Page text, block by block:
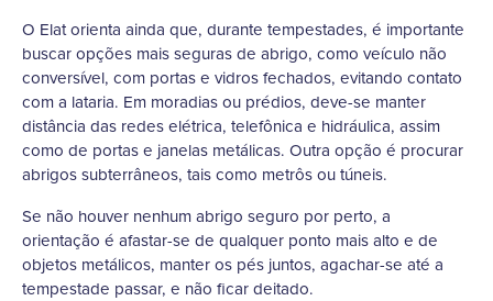
O Elat orienta ainda que, durante tempestades, é importante
buscar opções mais seguras de abrigo, como veículo não
conversível, com portas e vidros fechados, evitando contato
com a lataria. Em moradias ou prédios, deve-se manter
distância das redes elétrica, telefônica e hidráulica, assim
como de portas e janelas metálicas. Outra opção é procurar
abrigos subterrâneos, tais como metrôs ou túneis.
Se não houver nenhum abrigo seguro por perto, a
orientação é afastar-se de qualquer ponto mais alto e de
objetos metálicos, manter os pés juntos, agachar-se até a
tempestade passar, e não ficar deitado.